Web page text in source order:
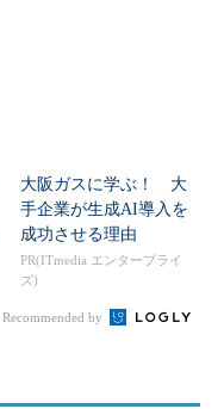
大阪ガスに学ぶ！ 大
手企業が生成AI導入を
成功させる理由
PR(ITmedia エンタープライ
ズ)
Recommended by